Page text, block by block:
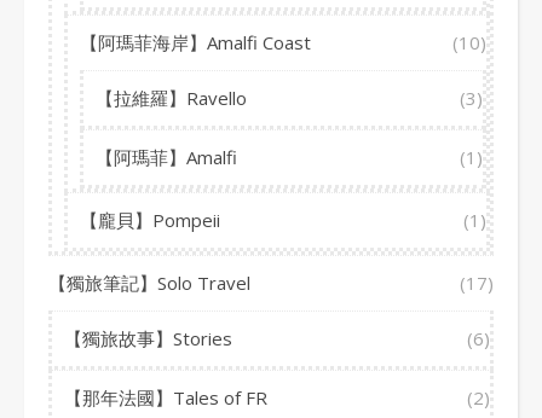
【阿瑪菲海岸】Amalfi Coast (10)
【拉維羅】Ravello (3)
【阿瑪菲】Amalfi (1)
【龐貝】Pompeii (1)
【獨旅筆記】Solo Travel (17)
【獨旅故事】Stories (6)
【那年法國】Tales of FR (2)